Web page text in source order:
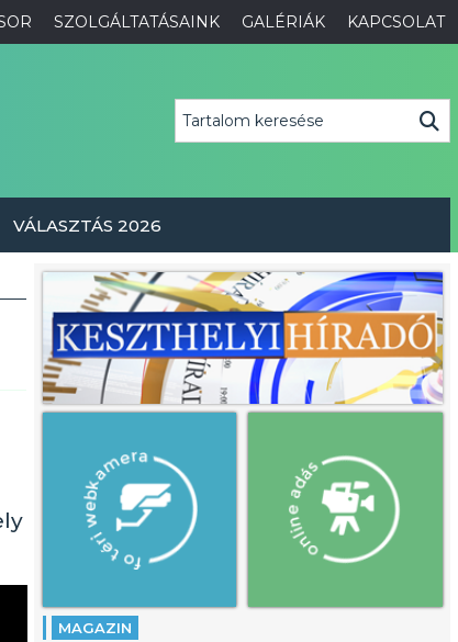
SZOLGÁLTATÁSAINK GALÉRIÁK KAPCSOLAT
VÁLASZTÁS 2026
MAGAZIN